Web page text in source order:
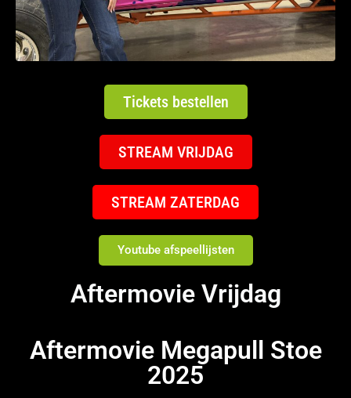
Tickets bestellen
STREAM VRIJDAG
STREAM ZATERDAG
Youtube afspeellijsten
Aftermovie Vrijdag
Aftermovie Megapull Stoe
2025